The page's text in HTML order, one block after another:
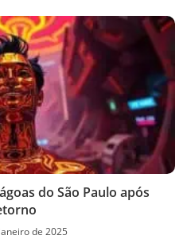
do São Paulo após
de 2025